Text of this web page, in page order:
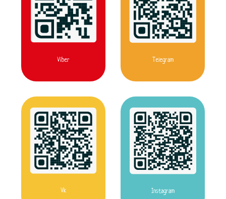
Viber Telegram
Vk Instagram